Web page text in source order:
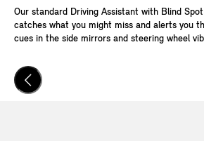
Our standard Driving Assistant with Blind
catches what you might miss and alerts you
cues in the side mirrors and steering wheel